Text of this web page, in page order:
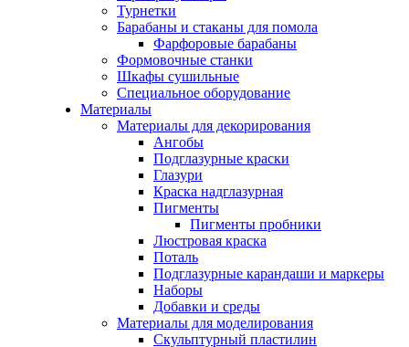
Турнетки
Барабаны и стаканы для помола
Фарфоровые барабаны
Формовочные станки
Шкафы сушильные
Специальное оборудование
Материалы
Материалы для декорирования
Ангобы
Подглазурные краски
Глазури
Краска надглазурная
Пигменты
Пигменты пробники
Люстровая краска
Поталь
Подглазурные карандаши и маркеры
Наборы
Добавки и среды
Материалы для моделирования
Скульптурный пластилин